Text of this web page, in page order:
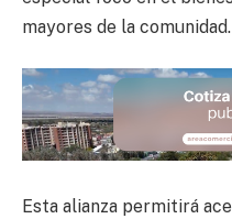
mayores de la comunidad.
Esta alianza permitirá